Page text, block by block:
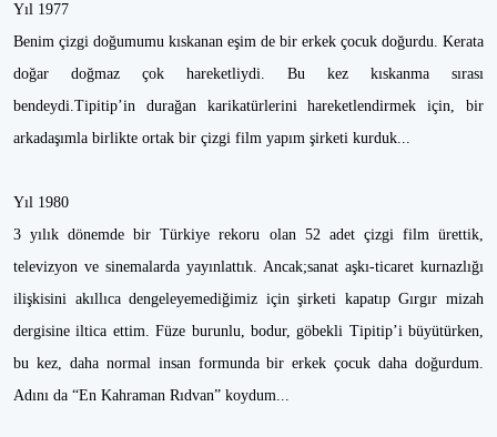
Yıl 1977
Benim çizgi doğumumu kıskanan eşim de bir erkek çocuk doğurdu. Kerata
doğar doğmaz çok hareketliydi. Bu kez kıskanma sırası
bendeydi.Tipitip’in durağan karikatürlerini hareketlendirmek için, bir
arkadaşımla birlikte ortak bir çizgi film yapım şirketi kurduk...
Yıl 1980
3 yılık dönemde bir Türkiye rekoru olan 52 adet çizgi film ürettik,
televizyon ve sinemalarda yayınlattık. Ancak;sanat aşkı-ticaret kurnazlığı
ilişkisini akıllıca dengeleyemediğimiz için şirketi kapatıp Gırgır mizah
dergisine iltica ettim. Füze burunlu, bodur, göbekli Tipitip’i büyütürken,
bu kez, daha normal insan formunda bir erkek çocuk daha doğurdum.
Adını da “En Kahraman Rıdvan” koydum...